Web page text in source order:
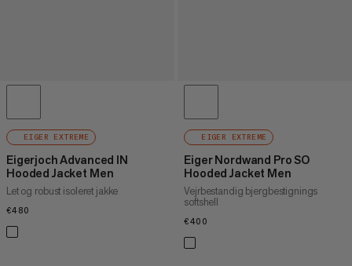
EIGER EXTREME
Eigerjoch Advanced IN
Hooded Jacket Men
Let og robust isoleret jakke
€480
EIGER EXTREME
Eiger Nordwand Pro SO
Hooded Jacket Men
Vejrbestandig bjergbestignings
softshell
€400